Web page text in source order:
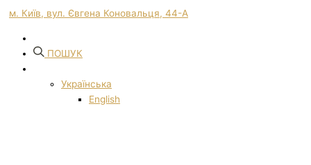
м. Київ, вул. Євгена Коновальця, 44-А
ПОШУК
Українська
English